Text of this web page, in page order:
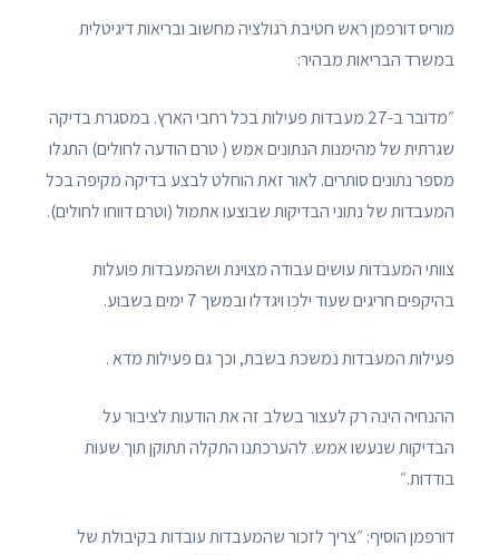
מוריס דורפמן ראש חטיבת רגולציה מחשוב ובריאות דיגיטלית
במשרד הבריאות מבהיר:
״מדובר ב-27 מעבדות פעילות בכל רחבי הארץ. במסגרת בדיקה
שגרתית של מהימנות הנתונים אמש ( טרם הודעה לחולים) התגלו
מספר נתונים סותרים. לאור זאת הוחלט לבצע בדיקה מקיפה בכל
המעבדות של נתוני הבדיקות שבוצעו אתמול (וטרם דווחו לחולים).
צוותי המעבדות עושים עבודה מצוינת ושהמעבדות פועלות
בהיקפים חריגים שעוד ילכו ויגדלו ובמשך 7 ימים בשבוע.
פעילות המעבדות נמשכת בשבת, וכך גם פעילות מדא .
ההנחיה הינה רק לעצור בשלב זה את הודעות לציבור על
הבדיקות שנעשו אמש. להערכתנו התקלה תתוקן תוך שעות
בודדות.״
דורפמן הוסיף: ״צריך לזכור שהמעבדות עובדות בקיבולת של